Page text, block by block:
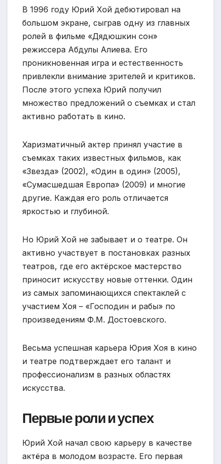
В 1996 году Юрий Хой дебютировал на
большом экране, сыграв одну из главных
ролей в фильме «Дядюшкин сон»
режиссера Абдулы Алиева. Его
проникновенная игра и естественность
привлекли внимание зрителей и критиков.
После этого успеха Юрий получил
множество предложений о съемках и стал
активно работать в кино.
Харизматичный актер принял участие в
съемках таких известных фильмов, как
«Звезда» (2002), «Один в один» (2005),
«Сумасшедшая Европа» (2009) и многие
другие. Каждая его роль отличается
яркостью и глубиной.
Но Юрий Хой не забывает и о театре. Он
активно участвует в постановках разных
театров, где его актёрское мастерство
приносит искусству новые оттенки. Один
из самых запоминающихся спектаклей с
участием Хоя – «Господин и рабы» по
произведениям Ф.М. Достоевского.
Весьма успешная карьера Юрия Хоя в кино
и театре подтверждает его талант и
профессионализм в разных областях
искусства.
Первые роли и успех
Юрий Хой начал свою карьеру в качестве
актёра в молодом возрасте. Его первая